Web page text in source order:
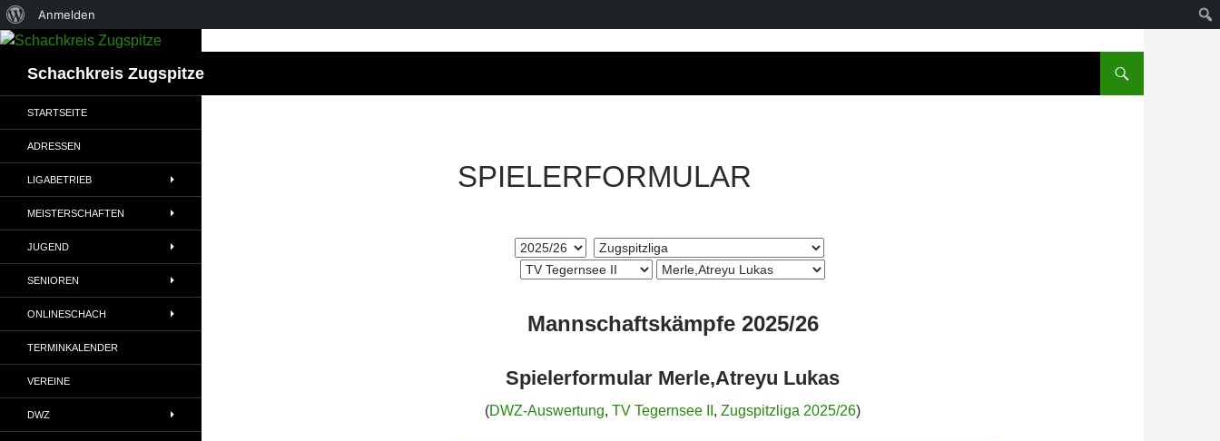
Über
WordPress
Anmelden
Zum
springenSchachkreis Zugspitze
SPIELERFORMULAR
Mannschaftskämpfe 2025/26
Spielerformular Merle,Atreyu Lukas
(DWZ-Auswertung, TV Tegernsee II , Zugspitzliga 2025/26)
STARTSEITE
ADRESSEN
LIGABETRIEB
MEISTERSCHAFTEN
JUGEND
SENIOREN
ONLINESCHACH
TERMINKALENDER
VEREINE
DWZ